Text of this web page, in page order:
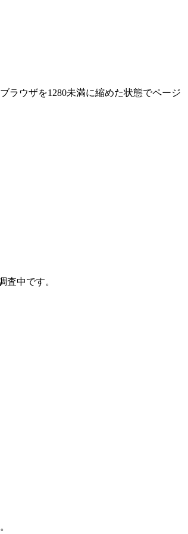
ラウザを1280未満に縮めた状態でページ
中です。